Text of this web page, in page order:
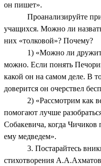
он пишет».
Проанализируйте
учащихся. Можно ли
них «толковой»? Почему?
1) «Можно ли
можно. Если понять
какой он на самом деле. В
доверится он очерствел
2) «Рассмотрим как
помогают лучше
Собакевича, когда Чичиков
ему медведем».
3. Постарайтесь
стихотворения